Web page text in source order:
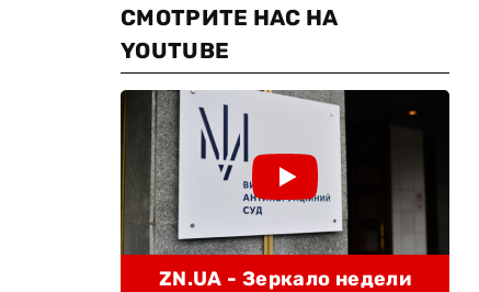
СМОТРИТЕ НАС НА
YOUTUBE
ZN.UA - Зеркало недели